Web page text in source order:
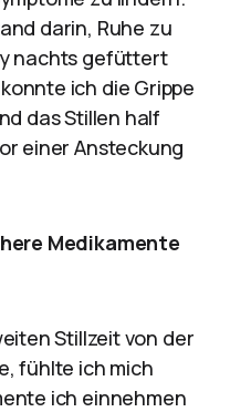
darin, Ruhe zu
nachts gefüttert
ich die Grippe
das Stillen half
einer Ansteckung
Medikamente
Stillzeit von der
fühlte ich mich
ich einnehmen